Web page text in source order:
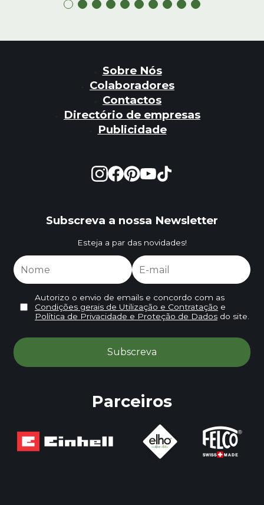
Sobre Nós
Colaboradores
Contactos
Directório de empresas
Publicidade
Subscreva a nossa Newsletter
Esteja a par das novidades!
Autorizo o envio de emails e concordo com as
Condições gerais de Utilização e Contratação e
Política de Privacidade e Proteção de Dadosdo site.
Parceiros